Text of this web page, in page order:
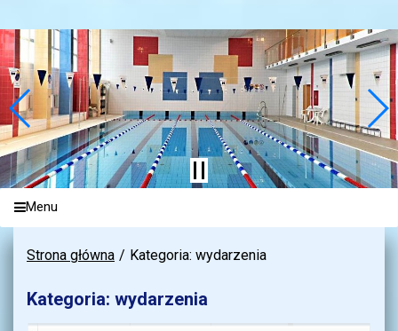
Menu
Strona główna Kategoria: wydarzenia
Kategoria: wydarzenia